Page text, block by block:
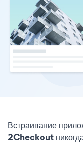
Встраивание
2Checkout